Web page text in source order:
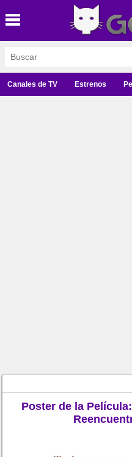
Canales de TV Estrenos
Poster de la